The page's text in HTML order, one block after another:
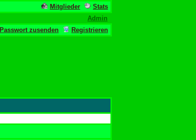
Mitglieder
Stats
Admin
Passwort zusenden Registrieren